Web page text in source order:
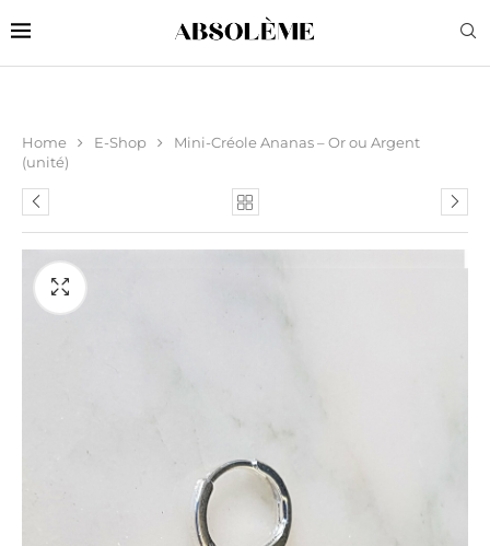
Home E-Shop
Mini-Créole Ananas – Or ou Argent
(unité)